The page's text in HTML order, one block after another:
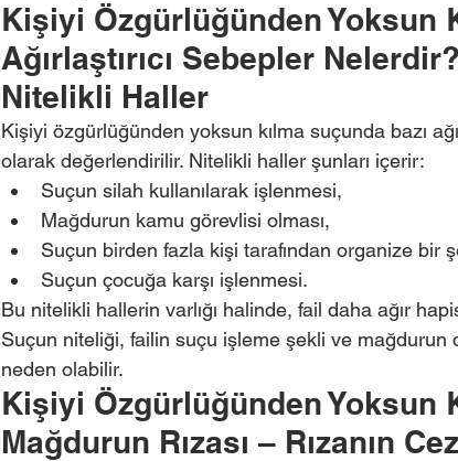
Kişiyi Özgürlüğünden Yoksun
Ağırlaştırıcı Sebepler
Nitelikli Haller
Kişiyi özgürlüğünden yoksun kılma suçunda bazı
olarak değerlendirilir. Nitelikli haller şunları içerir:
Suçun silah kullanılarak işlenmesi,
Mağdurun kamu görevlisi olması,
Suçun birden fazla kişi tarafından organize bir
Suçun çocuğa karşı işlenmesi.
Bu nitelikli hallerin varlığı halinde, fail daha ağır
Suçun niteliği, failin suçu işleme şekli ve mağdurun
neden olabilir.
Kişiyi Özgürlüğünden Yoksun
Mağdurun Rızası – Rızanın